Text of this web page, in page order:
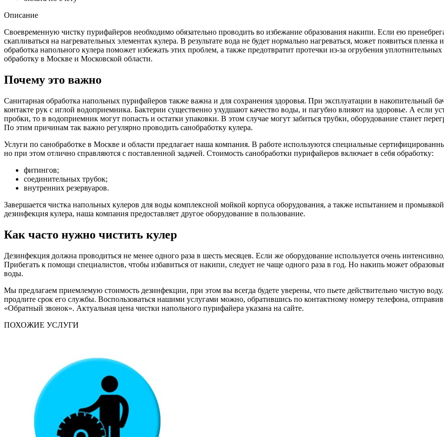
Описание
Своевременную чистку пурифайеров необходимо обязательно проводить во избежание образования накипи. Если ею
скапливаться на нагревательных элементах кулера. В результате вода не будет нормально нагреваться, может появиться
обработка напольного кулера поможет избежать этих проблем, а также предотвратит протечки из-за огрубения
обработку в Москве и Московской области.
Почему это важно
Санитарная обработка напольных пурифайеров также важна и для сохранения здоровья. При эксплуатации в накопительный
контакте рук с иглой водоприемника. Бактерии существенно ухудшают качество воды, и пагубно влияют на здоровье. А если
пробки, то в водоприемник могут попасть и остатки упаковки. В этом случае могут забиться трубки, оборудование станет
По этим причинам так важно регулярно проводить санобработку кулера.
Услуги по санобработке в Москве и области предлагает наша компания. В работе используются специальные
но при этом отлично справляются с поставленной задачей. Стоимость санобработки пурифайеров включает в себя обработку:
фитингов;
соединительных трубок;
внутренних резервуаров.
Завершается чистка напольных кулеров для воды комплексной мойкой корпуса оборудования, а также испытанием и
дезинфекция кулера, наша компания предоставляет другое оборудование в пользование.
Как часто нужно чистить кулер
Дезинфекция должна проводиться не менее одного раза в шесть месяцев. Если же оборудование используется очень
Прибегать к помощи специалистов, чтобы избавиться от накипи, следует не чаще одного раза в год. Но накипь может
воды.
Мы предлагаем приемлемую стоимость дезинфекции, при этом вы всегда будете уверены, что пьете действительно чистую
продлите срок его службы. Воспользоваться нашими услугами можно, обратившись по контактному номеру телефона,
«Обратный звонок». Актуальная цена чистки напольного пурифайера указана на сайте.
ПОХОЖИЕ УСЛУГИ